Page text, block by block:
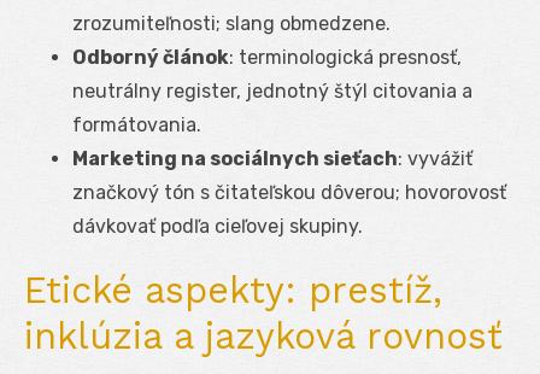
zrozumiteľnosti; slang obmedzene.
Odborný článok: terminologická presnosť,
neutrálny register, jednotný štýl citovania a
formátovania.
Marketing na sociálnych sieťach: vyvážiť
značkový tón s čitateľskou dôverou; hovorovosť
dávkovať podľa cieľovej skupiny.
Etické aspekty: prestíž,
inklúzia a jazyková rovnosť